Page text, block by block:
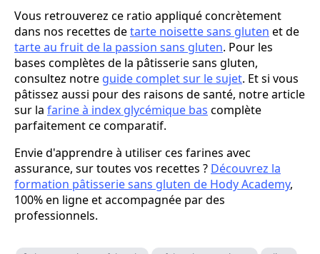
Vous retrouverez ce ratio appliqué concrètement
dans nos recettes detarte noisette sans gluten et de
tarte au fruit de la passion sans gluten. Pour les
bases complètes de la pâtisserie sans gluten,
consultez notre guide complet sur le sujet. Et si vous
pâtissez aussi pour des raisons de santé, notre article
sur la farine à index glycémique bas complète
parfaitement ce comparatif.
Envie d'apprendre à utiliser ces farines avec
assurance, sur toutes vos recettes ? Découvrez la
formation pâtisserie sans gluten de Hody Academy,
100% en ligne et accompagnée par des
professionnels.